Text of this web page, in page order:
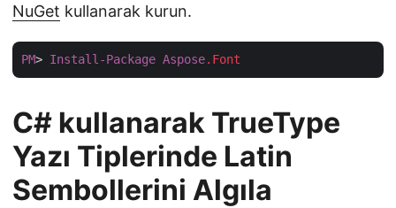
NuGet kullanarak kurun.
PM> Install-Package Aspose.Font
C# kullanarak TrueType
Yazı Tiplerinde Latin
Sembollerini Algıla